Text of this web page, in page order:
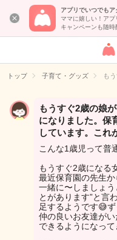
アプリでいつでもア
ママに嬉しい！アプ
キャンペーンも随時
女
イ
トップ 子育て・グッズ も
もうすぐ2歳の娘
になりました。保
しています。これ
こんな1歳児って普
もうすぐ2歳になる
最近保育園の先生
一緒に〜しましょ
とがあります”と言
足するようです😅
仲の良いお友達が
できるようになって